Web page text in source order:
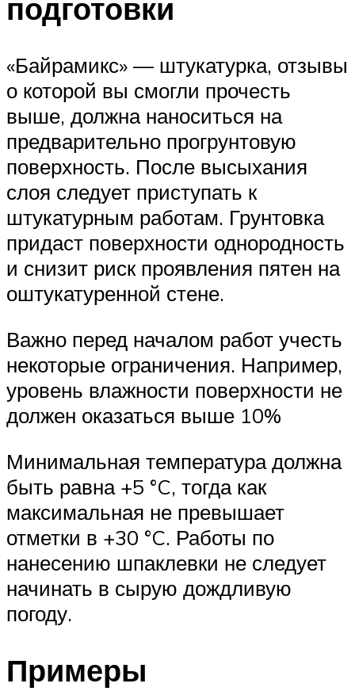
подготовки
«Байрамикс» — штукатурка, отзывы
о которой вы смогли прочесть
выше, должна наноситься на
предварительно прогрунтовую
поверхность. После высыхания
слоя следует приступать к
штукатурным работам. Грунтовка
придаст поверхности однородность
и снизит риск проявления пятен на
оштукатуренной стене.
Важно перед началом работ учесть
некоторые ограничения. Например,
уровень влажности поверхности не
должен оказаться выше 10%
Минимальная температура должна
быть равна +5 °C, тогда как
максимальная не превышает
отметки в +30 °C. Работы по
нанесению шпаклевки не следует
начинать в сырую дождливую
погоду.
Примеры